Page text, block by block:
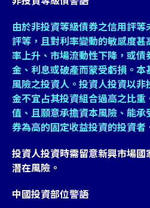
由於非投資等級債券之信用評
評等，且對利率變動的敏感度
率上升、市場流動性下降，或
金、利息或破產而蒙受虧損。
風險之投資人。投資人投資以
金不宜占其投資組合過高之比
值、且願意承擔資本風險、能
券為高的固定收益投資的投資者
投資人投資時需留意新興市場
潛在風險。
中國投資部位警語